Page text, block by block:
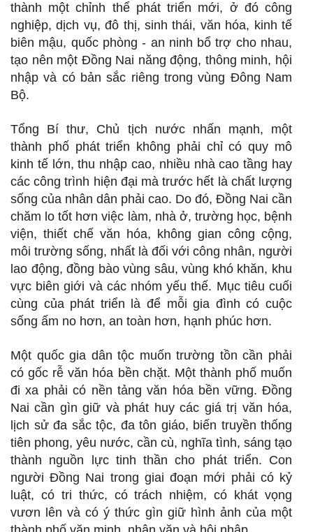
thành một chỉnh thể phát triển mới, ở đó công
nghiệp, dịch vụ, đô thị, sinh thái, văn hóa, kinh tế
biên mậu, quốc phòng - an ninh bổ trợ cho nhau,
tạo nên một Đồng Nai năng động, thông minh, hội
nhập và có bản sắc riêng trong vùng Đông Nam
Bộ.
Tổng Bí thư, Chủ tịch nước nhấn mạnh, một
thành phố phát triển không phải chỉ có quy mô
kinh tế lớn, thu nhập cao, nhiều nhà cao tầng hay
các công trình hiện đại mà trước hết là chất lượng
sống của nhân dân phải cao. Do đó, Đồng Nai cần
chăm lo tốt hơn việc làm, nhà ở, trường học, bệnh
viện, thiết chế văn hóa, không gian công cộng,
môi trường sống, nhất là đối với công nhân, người
lao động, đồng bào vùng sâu, vùng khó khăn, khu
vực biên giới và các nhóm yếu thế. Mục tiêu cuối
cùng của phát triển là để mỗi gia đình có cuộc
sống ấm no hơn, an toàn hơn, hạnh phúc hơn.
Một quốc gia dân tộc muốn trường tồn cần phải
có gốc rễ văn hóa bền chặt. Một thành phố muốn
đi xa phải có nền tảng văn hóa bền vững. Đồng
Nai cần gìn giữ và phát huy các giá trị văn hóa,
lịch sử đa sắc tộc, đa tôn giáo, biến truyền thống
tiên phong, yêu nước, cần cù, nghĩa tình, sáng tạo
thành nguồn lực tinh thần cho phát triển. Con
người Đồng Nai trong giai đoạn mới phải có kỷ
luật, có tri thức, có trách nhiệm, có khát vọng
vươn lên và có ý thức gìn giữ hình ảnh của một